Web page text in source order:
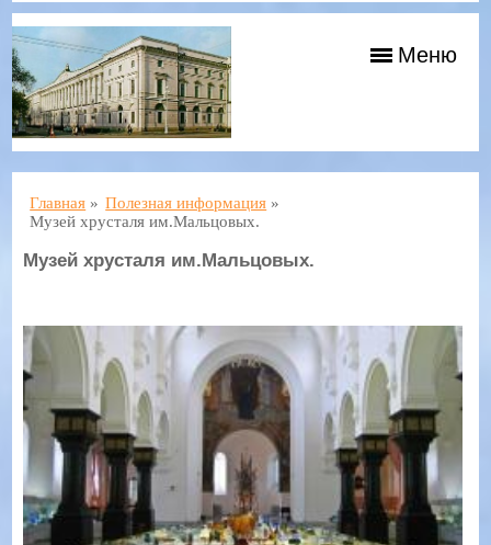
Меню
Главная » Полезная информация »
Музей хрусталя им.Мальцовых.
Музей хрусталя им.Мальцовых.